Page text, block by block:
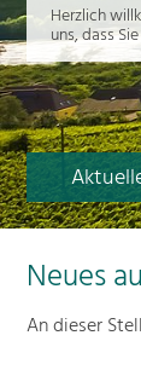
Herzlich
uns, dass
Neues
An dieser